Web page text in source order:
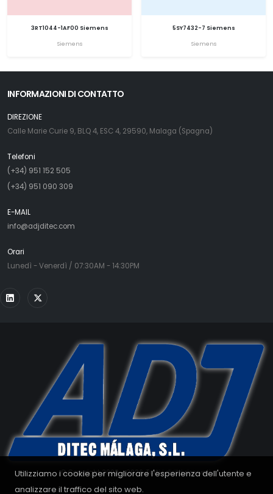
Utilizziamo i cookie per migliorare l'esperienza dell'utente e
analizzare il traffico del sito web.
3RT1044-1AF00 Siemens
Siemens
5SY7432-7 Siemens
Siemens
INFORMAZIONI DI CONTATTO
DIREZIONE
Calle Marie Curie 9, BLQ 4, ESC 4, 29590, Malaga (Spagna)
Telefoni
(+34) 951 152 505
(+34) 951 090 309
E-MAIL
info@adjditec.com
Orari
Lunedì - Venerdì / 07:30AM - 14:30PM
© Copyright 2008 - 2026. Tutti i diritti riservati.